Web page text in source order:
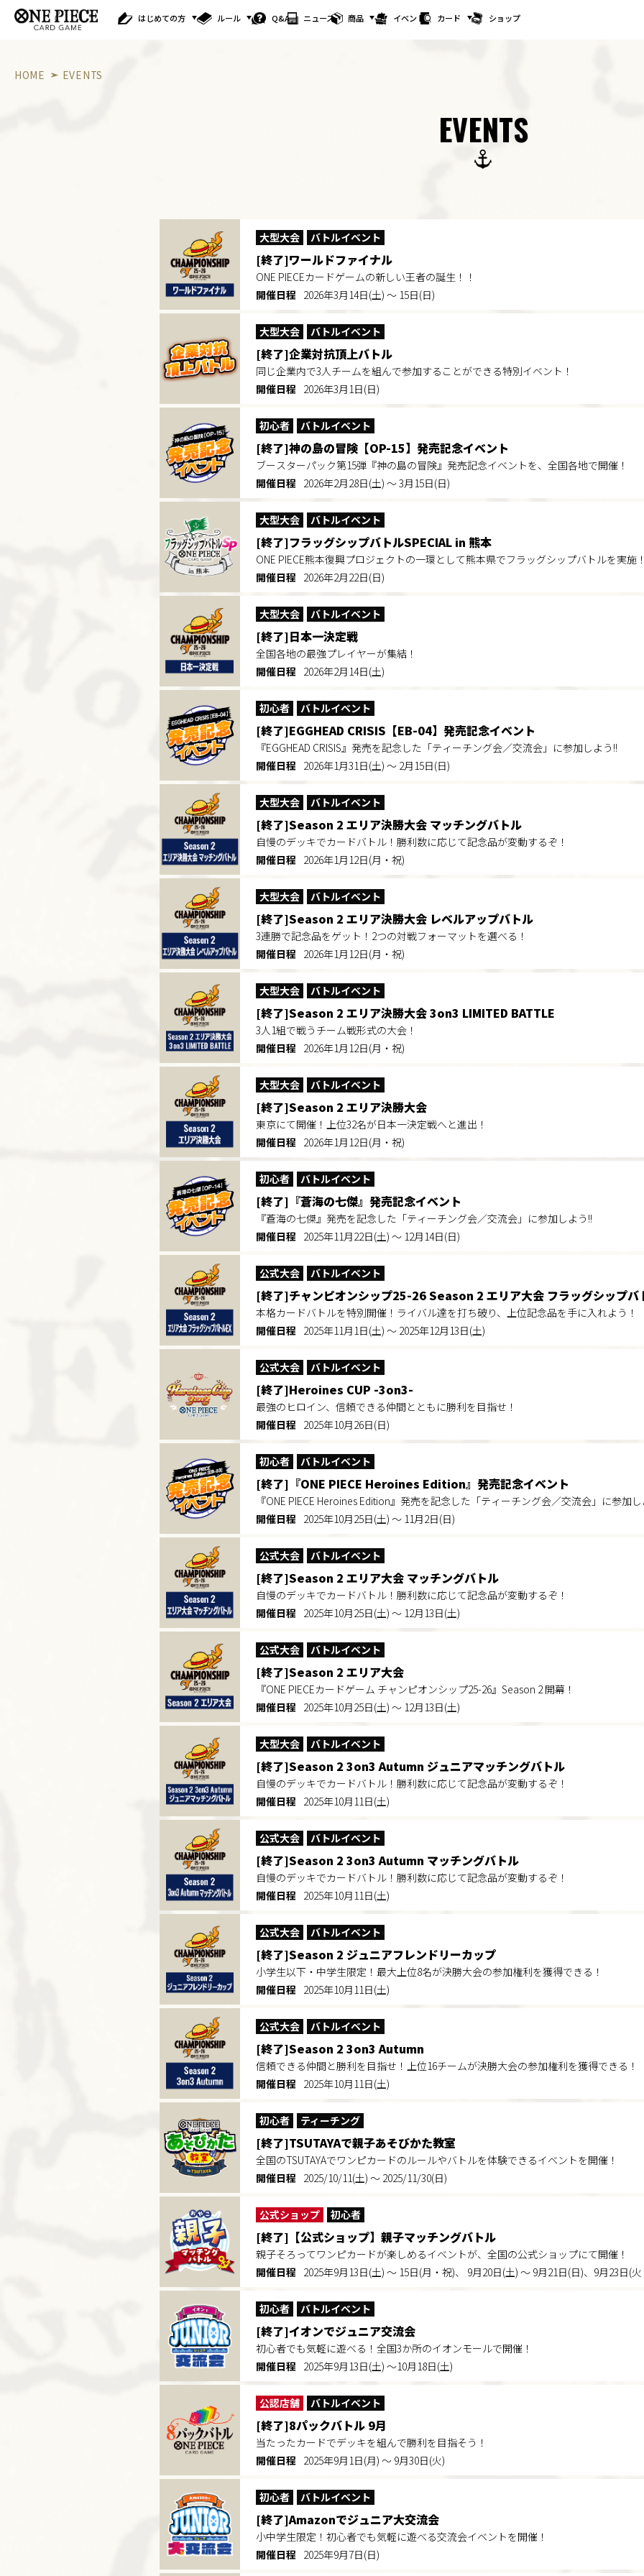
はじめての方 ルール Q&A ニュース 商品 イベント カード ショップ
HOME EVENTS
EVENTS
大型大会 バトルイベント
[終了]ワールドファイナル
ONE PIECEカードゲームの新しい王者の誕生！！
開催日程 2026年3月14日(土) ～ 15日(日)
大型大会 バトルイベント
[終了]企業対抗頂上バトル
同じ企業内で3人チームを組んで参加することができる特別イベント！
開催日程 2026年3月1日(日)
初心者 バトルイベント
[終了]神の島の冒険【OP-15】発売記念イベント
ブースターパック第15弾『神の島の冒険』発売記念イベントを、全国各地で開催！
開催日程 2026年2月28日(土) ～ 3月15日(日)
大型大会 バトルイベント
[終了]フラッグシップバトルSPECIAL in 熊本
ONE PIECE熊本復興プロジェクトの一環として熊本県でフラッグシップバトルを実施
開催日程 2026年2月22日(日)
大型大会 バトルイベント
[終了]日本一決定戦
全国各地の最強プレイヤーが集結！
開催日程 2026年2月14日(土)
初心者 バトルイベント
[終了]EGGHEAD CRISIS【EB-04】発売記念イベント
『EGGHEAD CRISIS』発売を記念した「ティーチング会／交流会」に参加しよう!!
開催日程 2026年1月31日(土) ～ 2月15日(日)
大型大会 バトルイベント
[終了]Season 2 エリア決勝大会 マッチングバトル​
自慢のデッキでカードバトル！勝利数に応じて記念品が変動するぞ！​
開催日程 2026年1月12日(月・祝)
大型大会 バトルイベント
[終了]Season 2 エリア決勝大会 レベルアップバトル​
3連勝で記念品をゲット！​2つの対戦フォーマットを選べる！​
開催日程 2026年1月12日(月・祝)
大型大会 バトルイベント
[終了]Season 2 エリア決勝大会 3on3 LIMITED BATTLE
3人1組で戦うチーム戦形式の大会！
開催日程 2026年1月12日(月・祝)
大型大会 バトルイベント
[終了]Season 2 エリア決勝大会
東京にて開催！上位32名が日本一決定戦へと進出！
開催日程 2026年1月12日(月・祝)
初心者 バトルイベント
[終了]『蒼海の七傑』発売記念イベント
『蒼海の七傑』発売を記念した「ティーチング会／交流会」に参加しよう!!
開催日程 2025年11月22日(土) ～ 12月14日(日)
公式大会 バトルイベント
[終了]チャンピオンシップ25-26 Season 2 エリア大会 フラッグシップバ
本格カードバトルを特別開催！ライバル達を打ち破り、上位記念品を手に入れよう！
開催日程 2025年11月1日(土) ～ 2025年12月13日(土)
公式大会 バトルイベント
[終了]Heroines CUP -3on3-
最強のヒロイン、信頼できる仲間とともに勝利を目指せ！
開催日程 2025年10月26日(日)
初心者 バトルイベント
[終了]『ONE PIECE Heroines Edition』発売記念イベント
『ONE PIECE Heroines Edition』発売を記念した「ティーチング会／交流会」に参加
開催日程 2025年10月25日(土) ～ 11月2日(日)
公式大会 バトルイベント
[終了]Season 2 エリア大会 マッチングバトル
自慢のデッキでカードバトル！勝利数に応じて記念品が変動するぞ！
開催日程 2025年10月25日(土) ～ 12月13日(土)
公式大会 バトルイベント
[終了]Season 2 エリア大会
『ONE PIECEカードゲーム チャンピオンシップ25-26』Season 2 開幕！
開催日程 2025年10月25日(土) ～ 12月13日(土)
大型大会 バトルイベント
[終了]Season 2 3on3 Autumn ジュニアマッチングバトル
自慢のデッキでカードバトル！勝利数に応じて記念品が変動するぞ！
開催日程 2025年10月11日(土)
公式大会 バトルイベント
[終了]Season 2 3on3 Autumn マッチングバトル
自慢のデッキでカードバトル！勝利数に応じて記念品が変動するぞ！
開催日程 2025年10月11日(土)
公式大会 バトルイベント
[終了]Season 2 ジュニアフレンドリーカップ
小学生以下・中学生限定！最大上位8名が決勝大会の参加権利を獲得できる​！
開催日程 2025年10月11日(土)
公式大会 バトルイベント
[終了]Season 2 3on3 Autumn
信頼できる仲間と勝利を目指せ！上位16チームが決勝大会の参加権利を獲得できる！
開催日程 2025年10月11日(土)
初心者 ティーチング
[終了]TSUTAYAで親子あそびかた教室
全国のTSUTAYAでワンピカードのルールやバトルを体験できるイベントを開催！
開催日程 2025/10/11(土) ～ 2025/11/30(日)
公式ショップ 初心者
[終了]【公式ショップ】親子マッチングバトル
親子そろってワンピカードが楽しめるイベントが、全国の公式ショップにて開催！
開催日程 2025年9月13日(土) ～ 15日(月・祝)、 9月20日(土) ～ 9月21日(日)、9月23日(
初心者 バトルイベント
[終了]イオンでジュニア交流会
初心者でも気軽に遊べる！全国3か所のイオンモールで開催！
開催日程 2025年9月13日(土) ～10月18日(土)
公認店舗 バトルイベント
[終了]8パックバトル 9月
当たったカードでデッキを組んで勝利を目指そう！
開催日程 2025年9月1日(月) ～ 9月30日(火)
初心者 バトルイベント
[終了]Amazonでジュニア大交流会
小中学生限定！初心者でも気軽に遊べる交流会イベントを開催！
開催日程 2025年9月7日(日)